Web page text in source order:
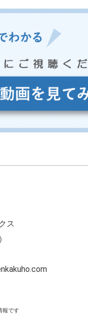
ス
報です